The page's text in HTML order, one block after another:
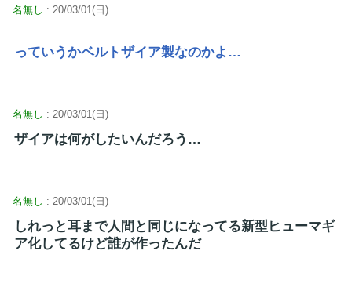
名無し : 20/03/01(日)
っていうかベルトザイア製なのかよ…
名無し : 20/03/01(日)
ザイアは何がしたいんだろう…
名無し : 20/03/01(日)
しれっと耳まで人間と同じになってる新型ヒューマギ
ア化してるけど誰が作ったんだ